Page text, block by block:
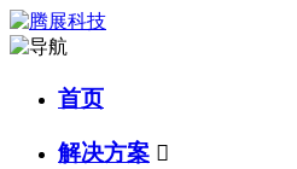
首页
解决方案 